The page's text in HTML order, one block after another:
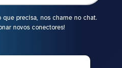
precisa, nos chame no chat.
novos conectores!